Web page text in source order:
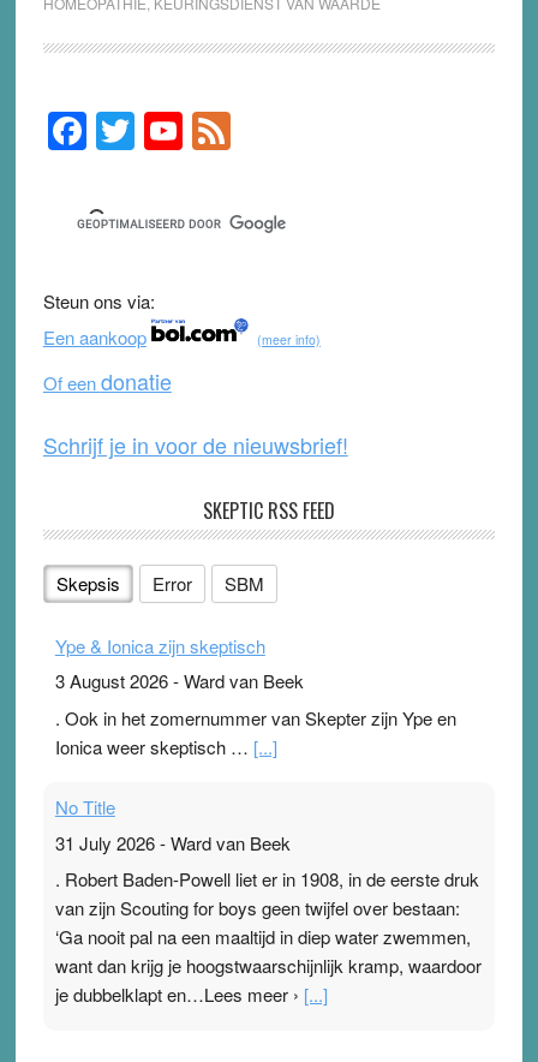
Primary
Sidebar
F
a
c
e
b
o
o
k
T
wi
tt
er
Y
o
u
T
b
e
F
e
d
Steun ons via:
Een aankoop
(meer info)
Of eendonatie
Schrijf je in voor de nieuwsbrief!
SKEPTIC RSS FEED
Skepsis Error SBM
Ype & Ionica zijn skeptisch
3 August 2026-Ward van Beek
. Ook in het zomernummer van Skepter zijn Ype en
Ionica weer skeptisch … [...]
No Title
31 July 2026-Ward van Beek
. Robert Baden-Powell liet er in 1908, in de eerste druk
van zijn Scouting for boys geen twijfel over bestaan:
‘Ga nooit pal na een maaltijd in diep water zwemmen,
want dan krijg je hoogstwaarschijnlijk kramp, waardoor
je dubbelklapt en…Lees meer › [...]